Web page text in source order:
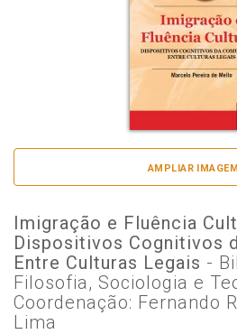
AMPLIAR IMAGEM
Imigração e Fluência
Dispositivos Cognitivos
Entre Culturas Legais -
Filosofia, Sociologia e
Coordenação: Fernando
Lima